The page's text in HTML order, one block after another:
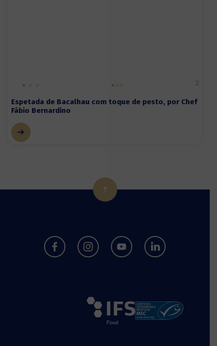
2
Espetada de Bacalhau com toque de pesto, por Chef
Fábio Bernardino